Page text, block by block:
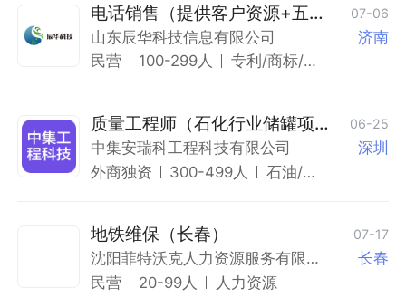
电话销售（提供客户资源+五险
一金
07-06
山东辰华科技信息有限公司
济南
民营
100-299人
专利/商标/知
质量工程师（石化行业储罐项目
经验）
06-25
中集安瑞科工程科技有限公司
深圳
外商独资
300-499人
石油/石
地铁维保（长春） 07-17
沈阳菲特沃克人力资源服务有限公
司
长春
民营
20-99人 人力资源